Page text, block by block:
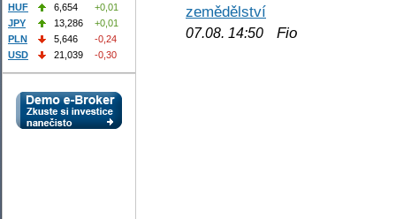
zemědělství
07.08. 14:50 Fio
HUF
6,654
+0,01
JPY
13,286
+0,01
PLN
5,646
-0,24
USD
21,039 -0,30